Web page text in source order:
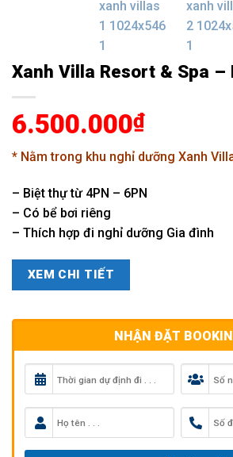
Xanh Villa Resort & Spa –
6.500.000₫
* Nằm trong khu nghỉ dưỡng Xanh
– Biệt thự từ 4PN – 6PN
– Có bể bơi riêng
– Thích hợp đi nghỉ dưỡng Gia đình
XEM CHI TIẾT
NHẬN ĐẶT